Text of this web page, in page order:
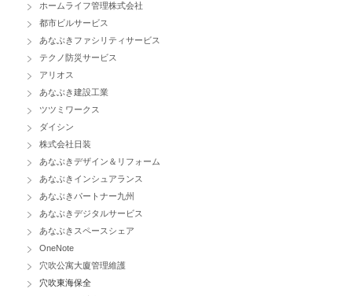
ホームライフ管理株式会社
都市ビルサービス
あなぶきファシリティサービス
テクノ防災サービス
アリオス
あなぶき建設工業
ツツミワークス
ダイシン
株式会社日装
あなぶきデザイン＆リフォーム
あなぶきインシュアランス
あなぶきパートナー九州
あなぶきデジタルサービス
あなぶきスペースシェア
OneNote
穴吹公寓大廈管理維護
穴吹東海保全